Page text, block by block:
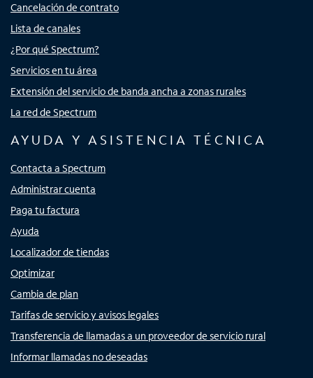
Cancelación de contrato
Lista de canales
¿Por qué Spectrum?
Servicios en tu área
Extensión del servicio de banda ancha a zonas rurales
La red de Spectrum
AYUDA Y ASISTENCIA TÉCNICA
Contacta a Spectrum
Administrar cuenta
Paga tu factura
Ayuda
Localizador de tiendas
Optimizar
Cambia de plan
Tarifas de servicio y avisos legales
Transferencia de llamadas a un proveedor de servicio rural
Informar llamadas no deseadas